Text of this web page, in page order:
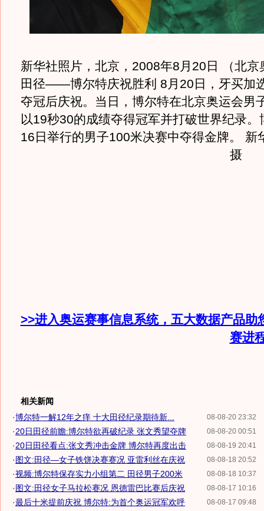
新华社照片，北京，2008年8月20日 （北京
田径——博尔特庆祝胜利 8月20日，牙买加
夺冠后庆祝。当日，博尔特在北京奥运会男
以19秒30的成绩夺得冠军并打破世界纪录。
16日举行的男子100米决赛中夺得金牌。 新
摄
>>进入奥运赛事信息系统，五大数据产品助
赛进
相关新闻
08-08-20 23:32
·博尔特一解12年之痒 十大田径纪录期待新...
08-08-20 00:51
·20日田径前瞻:博尔特欲再破纪录 张文秀望夺牌
08-08-19 20:41
·20日田径看点:张文秀冲击金牌 博尔特再度出击
08-08-18 20:52
·图文:田径—女子铁饼决赛赛况 亚雷利丝在庆祝
08-08-18 10:37
·视频:博尔特保存实力小组第二 田径男子200米
08-08-17 10:16
·图文:田径女子马拉松赛况 恩德雷巴比赛后庆祝
08-08-17 09:48
·最后十米提前庆祝 博尔特:为首个奥运冠军欢呼